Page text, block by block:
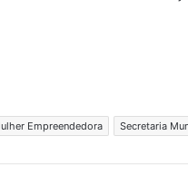
Empreendedora Secretaria